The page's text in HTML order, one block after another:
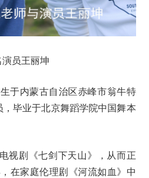
员王丽坤
于内蒙古自治区赤峰市翁牛特
毕业于北京舞蹈学院中国舞本
视剧《七剑下天山》，从而正
在家庭伦理剧《河流如血》中